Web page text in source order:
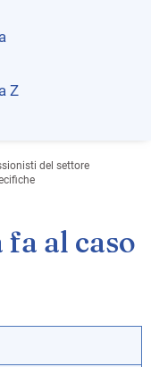
Z
del settore
fa al caso